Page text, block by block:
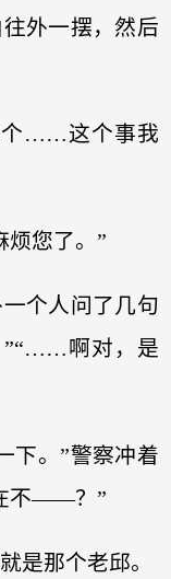
外一摆，然后
个……这个事我
烦您了。”
个人问了几句
”“……啊对，是
下。”警察冲着
不——？”
是那个老邱。